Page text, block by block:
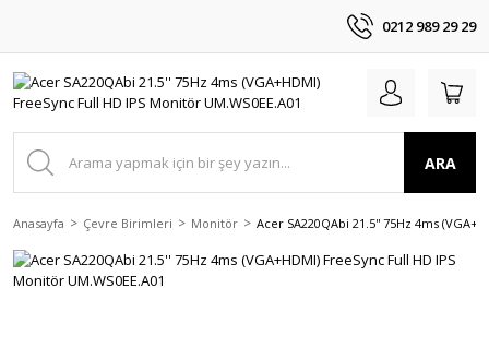
0212 989 29 29
ARA
Anasayfa Çevre Birimleri Monitör Acer SA220QAbi 21.5'' 75Hz 4ms